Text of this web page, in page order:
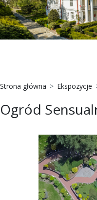
Strona główna Ekspozycje
Ogród